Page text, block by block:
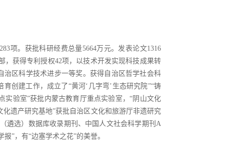
项。获批科研经费总量5664万元。发表论文1316
，获得专利授权42项，以技术开发实现科技成果转
区科学技术进步一等奖。获得自治区哲学社会科
创建工作，成立了“黄河‘几字弯’生态研究院”“铸
实验室”获批内蒙古教育厅重点实验室，“阴山文化
遗产研究基地”获批自治区文化和旅游厅非遗研究
遴选）数据库收录期刊、中国人文社会科学期刊A
”，有“边塞学术之花”的美誉。